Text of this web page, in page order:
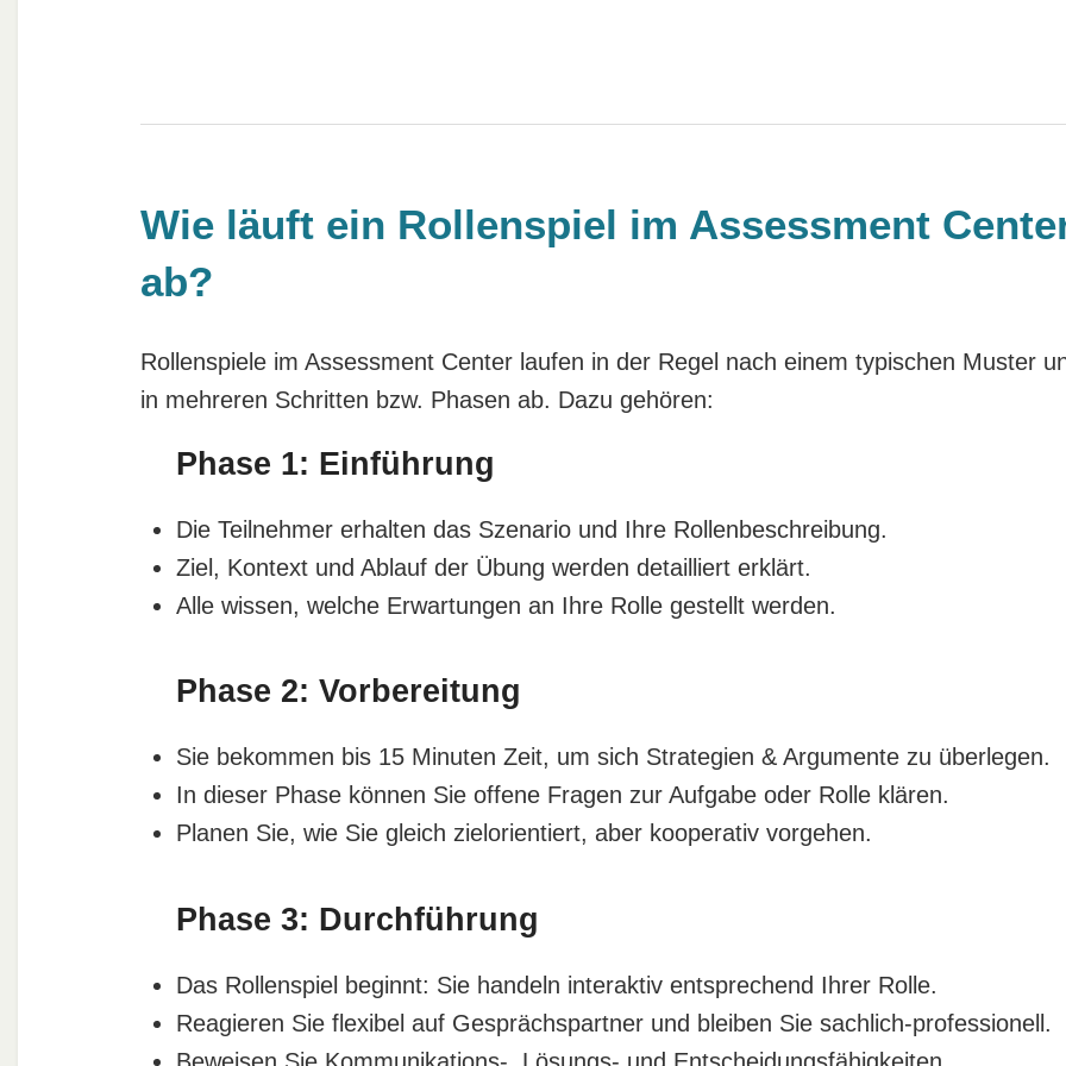
Wie läuft ein Rollenspiel im Assessment
ab?
Rollenspiele im Assessment Center laufen in der Regel nach einem typischen Muster
in mehreren Schritten bzw. Phasen ab. Dazu gehören:
Phase 1: Einführung
Die Teilnehmer erhalten das Szenario und Ihre Rollenbeschreibung.
Ziel, Kontext und Ablauf der Übung werden detailliert erklärt.
Alle wissen, welche Erwartungen an Ihre Rolle gestellt werden.
Phase 2: Vorbereitung
Sie bekommen bis 15 Minuten Zeit, um sich Strategien & Argumente zu überlegen.
In dieser Phase können Sie offene Fragen zur Aufgabe oder Rolle klären.
Planen Sie, wie Sie gleich zielorientiert, aber kooperativ vorgehen.
Phase 3: Durchführung
Das Rollenspiel beginnt: Sie handeln interaktiv entsprechend Ihrer Rolle.
Reagieren Sie flexibel auf Gesprächspartner und bleiben Sie sachlich-professionell.